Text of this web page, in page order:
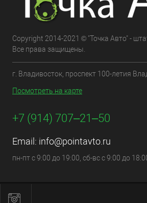
Copyright 2014-2021 © "Точка Авто" -
Все права защищены.
г. Владивосток, проспект 100-летия
Посмотреть на карте
+7 (914) 707‒21‒50
Email: info@pointavto.ru
пн-пт с 9:00 до 19:00, сб-вс с 9:00 до